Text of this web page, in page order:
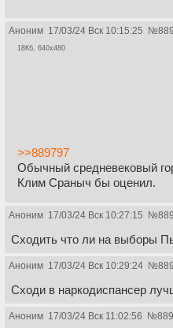
Аноним 17/03/24 Вск 10:15:25 №
18Кб, 640x480
>>889797
Обычный средневековый
Клим Сраныч бы оценил.
Аноним 17/03/24 Вск 10:27:15 №
Сходить что ли на выборы
Аноним 17/03/24 Вск 10:29:24 №
Сходи в наркодиспансер
Аноним 17/03/24 Вск 11:02:56 №